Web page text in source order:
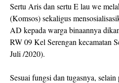
Sertu Aris dan sertu E lau we
(Komsos) sekaligus
AD kepada warga binaannya
RW 09 Kel Serengan kecamatan
Juli /2020).
Sesuai fungsi dan tugasnya,